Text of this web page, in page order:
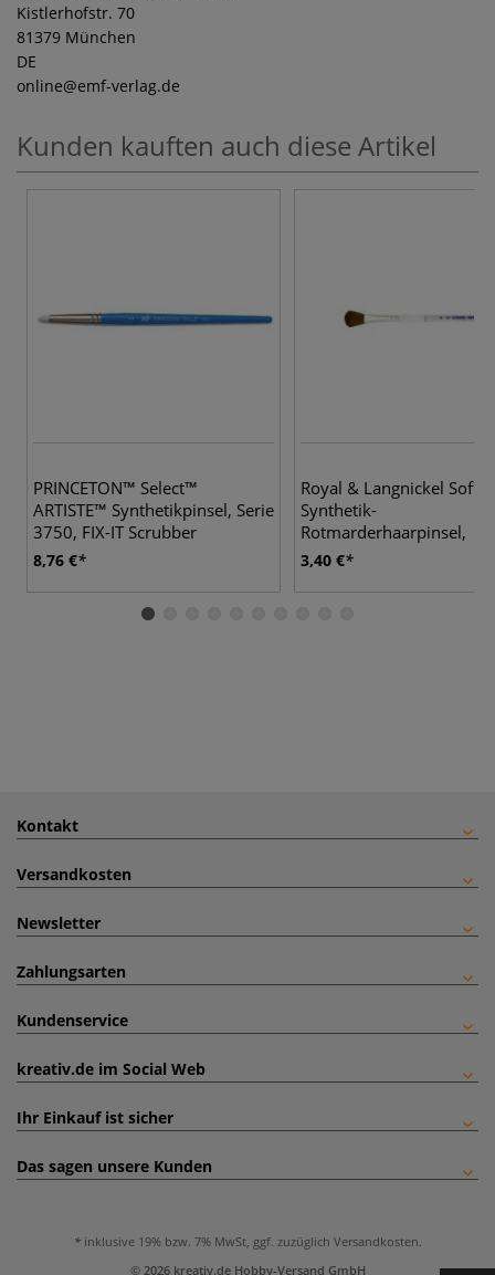
Kistlerhofstr. 70
81379 München
DE
online@emf-verlag.de
Kunden kauften auch diese Artikel
PRINCETON™ Select™
ARTISTE™ Synthetikpinsel, Serie
3750, FIX-IT Scrubber
8,76 €
Royal & Langnickel Soft-
Synthetik-
Rotmarderhaarpinsel,
SG75MSS, Oval
3,40 €
Kontakt
Versandkosten
Newsletter
Zahlungsarten
Kundenservice
kreativ.de im Social Web
Ihr Einkauf ist sicher
Das sagen unsere Kunden
inklusive 19% bzw. 7% MwSt, ggf. zuzüglich Versandkosten.
© 2026 kreativ.de Hobby-Versand GmbH